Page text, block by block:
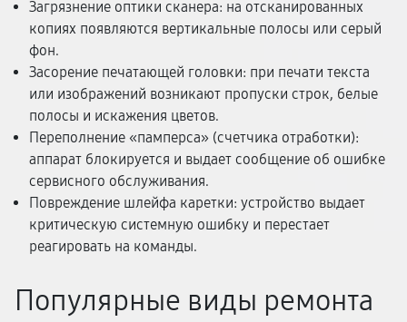
Загрязнение оптики сканера: на отсканированных
копиях появляются вертикальные полосы или серый
фон.
Засорение печатающей головки: при печати текста
или изображений возникают пропуски строк, белые
полосы и искажения цветов.
Переполнение «памперса» (счетчика отработки):
аппарат блокируется и выдает сообщение об ошибке
сервисного обслуживания.
Повреждение шлейфа каретки: устройство выдает
критическую системную ошибку и перестает
реагировать на команды.
Популярные виды ремонта